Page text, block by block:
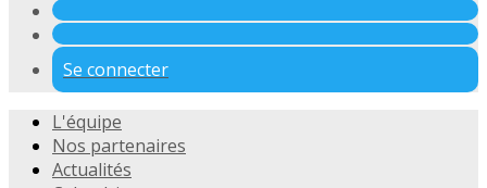
Se connecter
L'équipe
Nos partenaires
Actualités